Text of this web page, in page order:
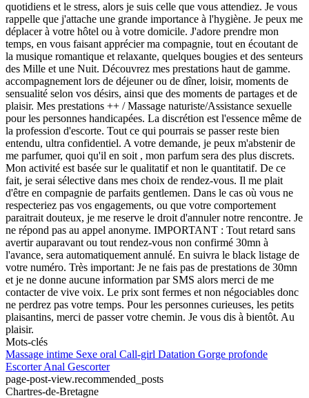
quotidiens et le stress, alors je suis celle que vous attendiez. Je vous
rappelle que j'attache une grande importance à l'hygiène. Je peux me
déplacer à votre hôtel ou à votre domicile. J'adore prendre mon
temps, en vous faisant apprécier ma compagnie, tout en écoutant de
la musique romantique et relaxante, quelques bougies et des senteurs
des Mille et une Nuit. Découvrez mes prestations haut de gamme.
accompagnement lors de déjeuner ou de dîner, loisir, moments de
sensualité selon vos désirs, ainsi que des moments de partages et de
plaisir. Mes prestations ++ / Massage naturiste/Assistance sexuelle
pour les personnes handicapées. La discrétion est l'essence même de
la profession d'escorte. Tout ce qui pourrais se passer reste bien
entendu, ultra confidentiel. A votre demande, je peux m'abstenir de
me parfumer, quoi qu'il en soit , mon parfum sera des plus discrets.
Mon activité est basée sur le qualitatif et non le quantitatif. De ce
fait, je serai sélective dans mes choix de rendez-vous. Il me plait
d'être en compagnie de parfaits gentlemen. Dans le cas où vous ne
respecteriez pas vos engagements, ou que votre comportement
paraitrait douteux, je me reserve le droit d'annuler notre rencontre. Je
ne répond pas au appel anonyme. IMPORTANT : Tout retard sans
avertir auparavant ou tout rendez-vous non confirmé 30mn à
l'avance, sera automatiquement annulé. En suivra le black listage de
votre numéro. Très important: Je ne fais pas de prestations de 30mn
et je ne donne aucune information par SMS alors merci de me
contacter de vive voix. Le prix sont fermes et non négociables donc
ne perdrez pas votre temps. Pour les personnes curieuses, les petits
plaisantins, merci de passer votre chemin. Je vous dis à bientôt. Au
plaisir.
Mots-clés
Massage intime Sexe oral Call-girl Datation Gorge profonde
EscorterAnal Gescorter
page-post-view.recommended_posts
Chartres-de-Bretagne